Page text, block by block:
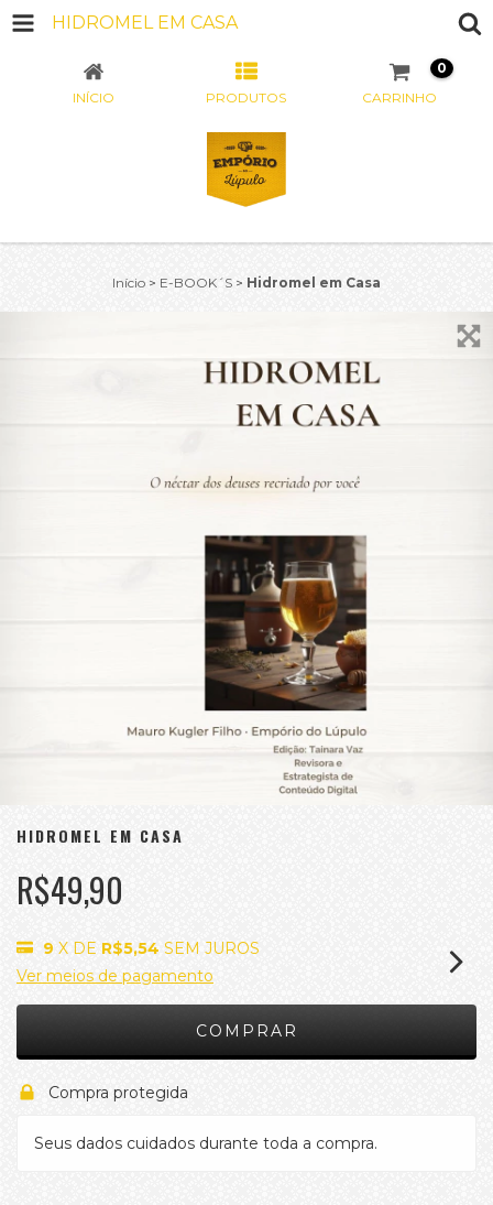
HIDROMEL EM CASA
INÍCIO PRODUTOS CARRINHO
0
Início > E-BOOK´S > Hidromel em Casa
HIDROMEL EM CASA
R$49,90
9 X DE R$5,54 SEM JUROS
Ver meios de pagamento
Compra protegida
Seus dados cuidados durante toda a compra.